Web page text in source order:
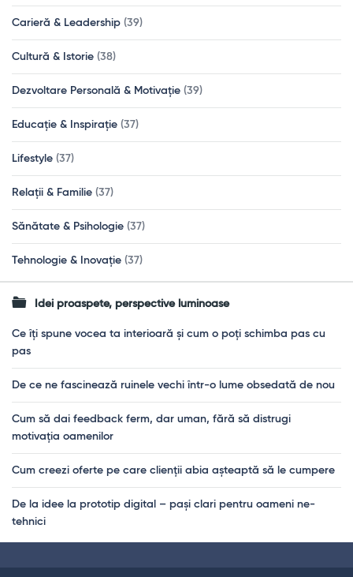
Carieră & Leadership (39)
Cultură & Istorie (38)
Dezvoltare Personală & Motivație (39)
Educație & Inspirație (37)
Lifestyle (37)
Relații & Familie (37)
Sănătate & Psihologie (37)
Tehnologie & Inovație (37)
Idei proaspete, perspective luminoase
Ce îți spune vocea ta interioară și cum o poți schimba pas cu
pas
De ce ne fascinează ruinele vechi într-o lume obsedată de nou
Cum să dai feedback ferm, dar uman, fără să distrugi
motivația oamenilor
Cum creezi oferte pe care clienții abia așteaptă să le cumpere
De la idee la prototip digital – pași clari pentru oameni ne-
tehnici